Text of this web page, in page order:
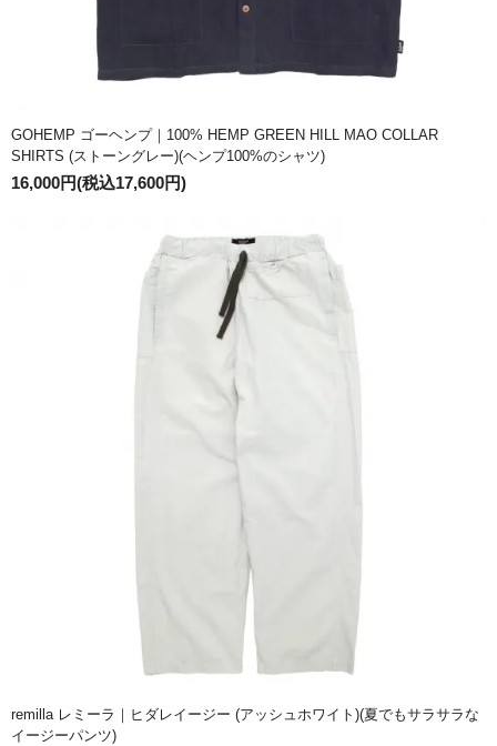
GOHEMP ゴーヘンプ｜100% HEMP GREEN HILL MAO COLLAR
SHIRTS (ストーングレー)(ヘンプ100%のシャツ)
16,000円(税込17,600円)
remilla レミーラ｜ヒダレイージー (アッシュホワイト)(夏でもサラサラな
イージーパンツ)